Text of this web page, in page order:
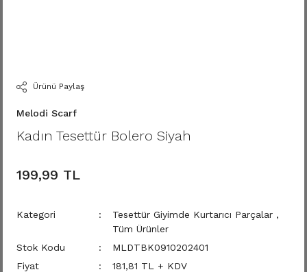
Ürünü Paylaş
Melodi Scarf
Kadın Tesettür Bolero Siyah
199,99 TL
Kategori Tesettür Giyimde Kurtarıcı Parçalar ,
Tüm Ürünler
Stok Kodu
MLDTBK0910202401
Fiyat
181,81 TL + KDV